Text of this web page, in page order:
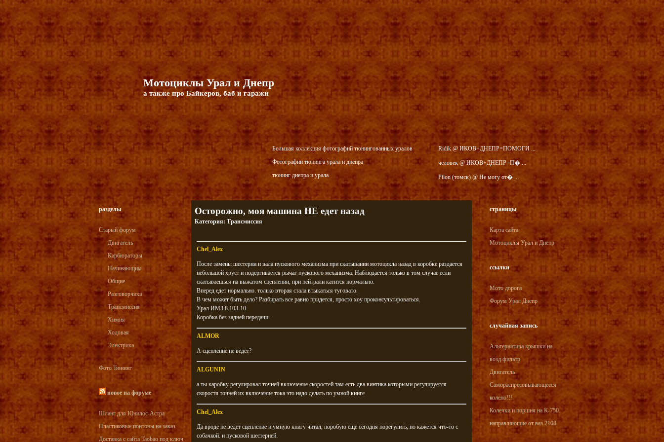
Мотоциклы Урал и Днепр
а также про Байкеров, баб и гаражи
Большая коллекция фотографий тюнингованных уралов
Фотографии тюнинга урала и днепра
тюнинг днепра и урала
Ridik @ ИКОВ+ДНЕПР=ПОМОГИ ...
человек @ ИКОВ+ДНЕПР=П� ...
Pilon (томск) @ Не могу от� ...
разделы
Старый форум
Двигатель
Карбюраторы
Начинающим
Общие
Разговорчики
Трансмиссия
Химия
Ходовая
Электрика
Фото Тюнинг
новое на форуме
Шланг для Юнилос-Астра
Пластиковые понтоны на заказ
Доставка с сайта Taobao под ключ
Осторожно, моя машина НЕ едет назад
Категория: Трансмиссия
Chel_Alex
После замены шестерни и вала пускового механизма при скатывании мотоцикла назад в коробке раздается
небольшой хруст и подергивается рычаг пускового механизма. Наблюдается только в том случае если
скатываешься на выжатом сцеплении, при нейтрали катится нормально.
Вперед едет нормально. только вторая стала втыкаться туговато.
В чем может быть дело? Разбирать все равно придется, просто хоу проконсультироваться.
Урал ИМЗ 8.103-10
Коробка без задней передачи.
ALMOR
А сцепление не ведёт?
ALGUNIN
а ты каробку регулировал точней включение скоростей там есть два винтика которыми регулируется
скоростя точней их включение тока это надо делать по умной книге
Chel_Alex
Да вроде не ведет сцепление и умную книгу читал, поробую еще сегодня порегулить, но кажется что-то с
собачкой. и пусковой шестерней.
страницы
Карта сайта
Мотоциклы Урал и Днепр
ссылки
Мото дорога
Форум Урал Днепр
случайная запись
Альтернатива крышки на
возд.фильтр
Двигатель
Самораспресовывающееся
колено!!!
Колечки и поршня на К-750
направляющие от ваз 2108